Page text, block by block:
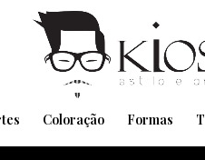
Coloração Formas
Pensando em
Agende